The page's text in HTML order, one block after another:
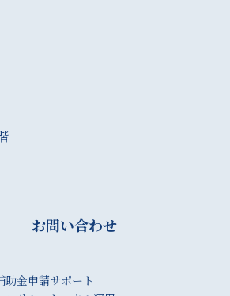
お問い合わせ
助金申請サポート